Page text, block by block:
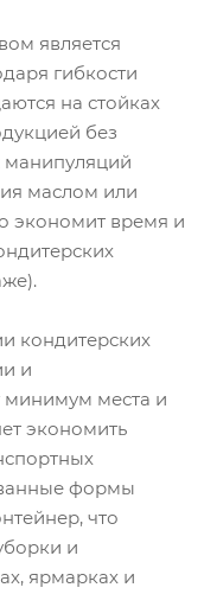
является
гибкости
на стойках
без
манипуляций
маслом или
экономит время и
кондитерских
и
минимум места и
экономить
формы
что
и
ярмарках и